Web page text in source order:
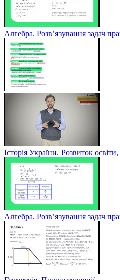
Алгебра. Розв’язування задач
Історія України. Розвиток
Алгебра. Розв’язування задач